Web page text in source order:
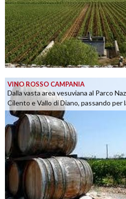
VINO ROSSO CAMPANIA
Dalla vasta area vesuviana al Parco
Cilento e Vallo di Diano, passando per